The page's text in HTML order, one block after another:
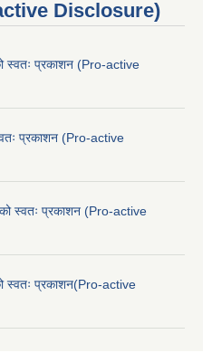
Disclosure)
स्वतः प्रकाशन (Pro-active
प्रकाशन (Pro-active
स्वतः प्रकाशन (Pro-active
स्वतः प्रकाशन(Pro-active